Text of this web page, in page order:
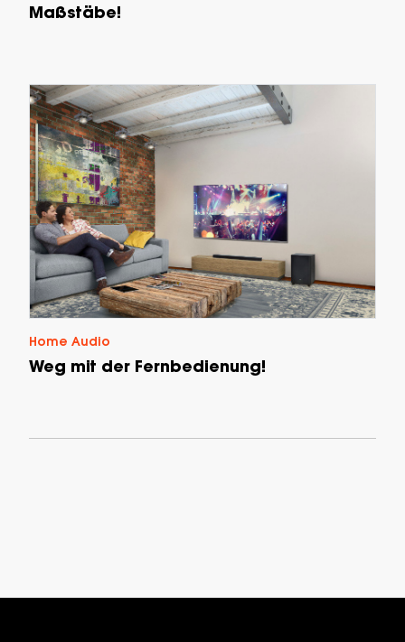
Maßstäbe!
Home Audio
Weg mit der Fernbedienung!